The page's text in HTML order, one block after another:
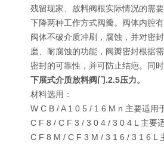
残留现家、放料阀根实际情况的需
下降两种⼯作⽅式阀瓣。阀体内腔
阀体不破介质冲刷，腐蚀，并对密
磨、耐腐蚀的功能，阀瓣密封根据
密封的可靠性，并可防⽌结疤。同
下展式介质放料阀门.2.5压力。
材料选⽤：
W C B / A 1 0 5 / 1 6 M n 主要适⽤
C F 8 / C F 3 / 3 0 4 / 3 0 4 L 主要
C F 8 M / C F 3 M / 3 1 6 / 3 1 6 L